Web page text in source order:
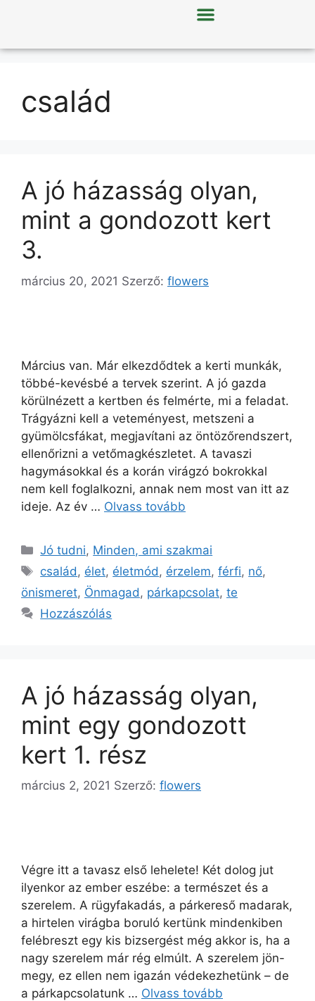
család
A jó házasság olyan,
mint a gondozott kert
3.
március 20, 2021 Szerző: flowers
Március van. Már elkezdődtek a kerti munkák,
többé-kevésbé a tervek szerint. A jó gazda
körülnézett a kertben és felmérte, mi a feladat.
Trágyázni kell a veteményest, metszeni a
gyümölcsfákat, megjavítani az öntözőrendszert,
ellenőrizni a vetőmagkészletet. A tavaszi
hagymásokkal és a korán virágzó bokrokkal
nem kell foglalkozni, annak nem most van itt az
ideje. Az év … Olvass tovább
Jó tudni, Minden, ami szakmai
család , élet, életmód , érzelem,férfi, nő,
önismeret, Önmagad , párkapcsolat, te
Hozzászólás
A jó házasság olyan,
mint egy gondozott
kert 1. rész
március 2, 2021 Szerző: flowers
Végre itt a tavasz első lehelete! Két dolog jut
ilyenkor az ember eszébe: a természet és a
szerelem. A rügyfakadás, a párkereső madarak,
a hirtelen virágba boruló kertünk mindenkiben
felébreszt egy kis bizsergést még akkor is, ha a
nagy szerelem már rég elmúlt. A szerelem jön-
megy, ez ellen nem igazán védekezhetünk – de
a párkapcsolatunk … Olvass tovább